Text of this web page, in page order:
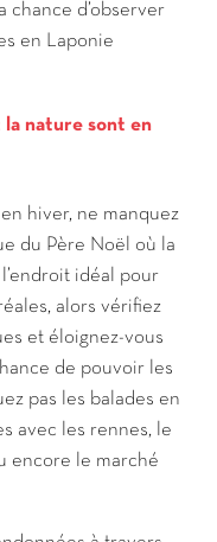
chance d’observer
en Laponie
la nature sont en
hiver, ne manquez
du Père Noël où la
idéal pour
alors vérifiez
et éloignez-vous
de pouvoir les
pas les balades en
avec les rennes, le
encore le marché